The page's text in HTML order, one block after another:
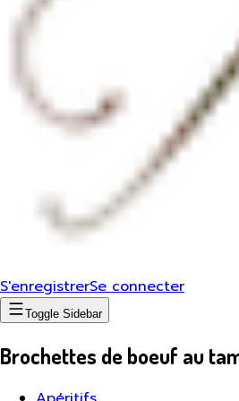
S'enregistrerSe connecter
Toggle Sidebar
Brochettes de boeuf au